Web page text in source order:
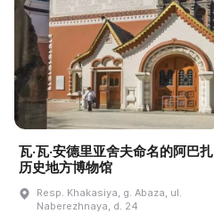
瓦·瓦·安德里亚舍夫命名的阿巴扎
历史地方博物馆
Resp. Khakasiya, g. Abaza, ul.
Naberezhnaya, d. 24